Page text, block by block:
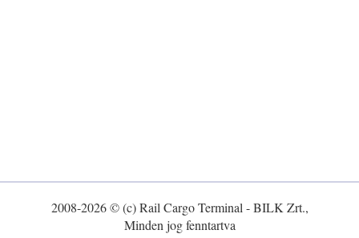
2008-2026 © (c) Rail Cargo Terminal - BILK Zrt.,
Minden jog fenntartva